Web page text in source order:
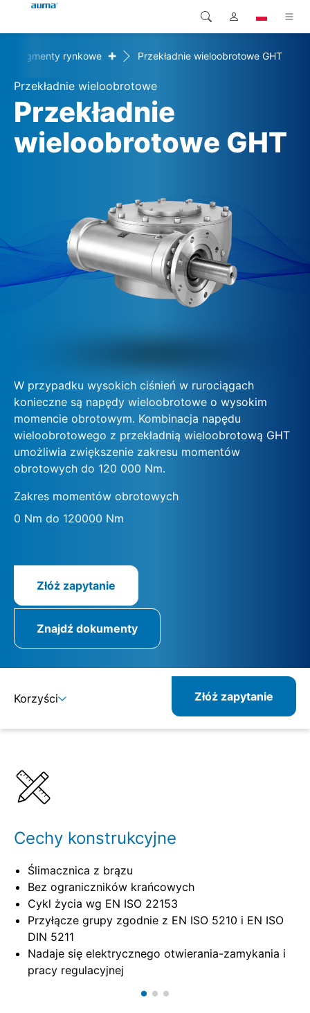
Produkty
Rozwiązania
Pliki do pobrania
Przedsiębiorstwo
Kontakt
Global
Europa
Azja i Pacyfik
Wyszukaj
Segmenty rynkowe + Przekładnie wieloobrotowe GHT
Przekładnie wieloobrotowe
Przekładnie
wieloobrotowe GHT
W przypadku wysokich ciśnień w rurociągach
konieczne są napędy wieloobrotowe o wysokim
momencie obrotowym. Kombinacja napędu
wieloobrotowego z przekładnią wieloobrotową GHT
umożliwia zwiększenie zakresu momentów
obrotowych do 120 000 Nm.
Zakres momentów obrotowych
0 Nm do 120000 Nm
Złóż zapytanie
Znajdź dokumenty
Korzyści Złóż zapytanie
Cechy konstrukcyjne
Ślimacznica z brązu
Bez ograniczników krańcowych
Cykl życia wg EN ISO 22153
Przyłącze grupy zgodnie z EN ISO 5210 i EN ISO
DIN 5211
Nadaje się elektrycznego otwierania-zamykania i
pracy regulacyjnej